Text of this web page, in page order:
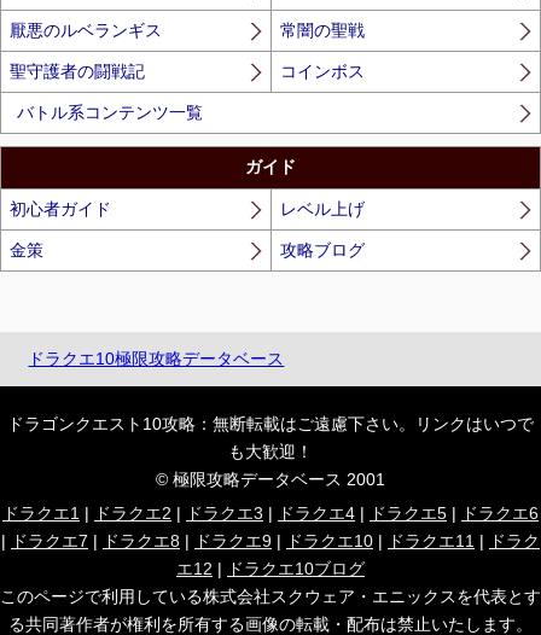
厭悪のルベランギス 常闇の聖戦
聖守護者の闘戦記 コインボス
バトル系コンテンツ一覧
ガイド
初心者ガイド レベル上げ
金策 攻略ブログ
ドラクエ10極限攻略データベース
ドラゴンクエスト10攻略：無断転載はご遠慮下さい。リンクはいつで
も大歓迎！
© 極限攻略データベース 2001
ドラクエ1 | ドラクエ2 | ドラクエ3 | ドラクエ4 | ドラクエ5 |
ドラクエ6
|
ドラクエ7 | ドラクエ8 | ドラクエ9 | ドラクエ10 | ドラクエ11 |
ドラク
エ12 |
ドラクエ10ブログ
このページで利用している株式会社スクウェア・エニックスを代表とす
る共同著作者が権利を所有する画像の転載・配布は禁止いたします。